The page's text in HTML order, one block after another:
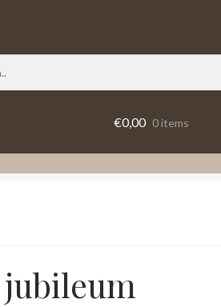
€0,00 0 items
jubileum